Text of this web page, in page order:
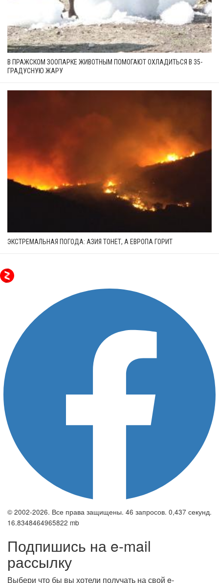
В ПРАЖСКОМ ЗООПАРКЕ ЖИВОТНЫМ ПОМОГАЮТ ОХЛАДИТЬСЯ В 35-
ГРАДУСНУЮ ЖАРУ
ЭКСТРЕМАЛЬНАЯ ПОГОДА: АЗИЯ ТОНЕТ, А ЕВРОПА ГОРИТ
© 2002-2026. Все права защищены. 46 запросов. 0,437 секунд.
16.8348464965822 mb
Подпишись на e-mail
рассылку
Выбери что бы вы хотели получать на свой e-